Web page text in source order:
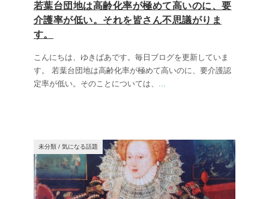
若葉台団地は高齢化率が極めて高いのに、要
介護率が低い。それを皆さん不思議がりま
す。
こんにちは、ゆきばあです。毎日ブログを更新していま
す。 若葉台団地は高齢化率が極めて高いのに、要介護認
定率が低い。そのことについては、 ...
未分類 / 気になる話題